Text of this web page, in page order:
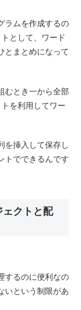
ラムを作成するの
として、ワード
とまとめになって
むとき一から全部
を利用してワー
を挿入して保存し
トでできるんです
クトと配
するのに便利なの
いという制限があ